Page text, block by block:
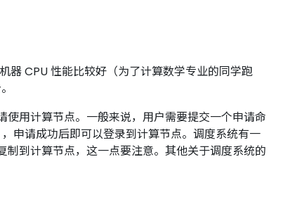
CPU 性能比较好（为了计算数学专业的同学跑
用计算节点。一般来说，用户需要提交一个申请命
申请成功后即可以登录到计算节点。调度系统有一
到计算节点，这一点要注意。其他关于调度系统的